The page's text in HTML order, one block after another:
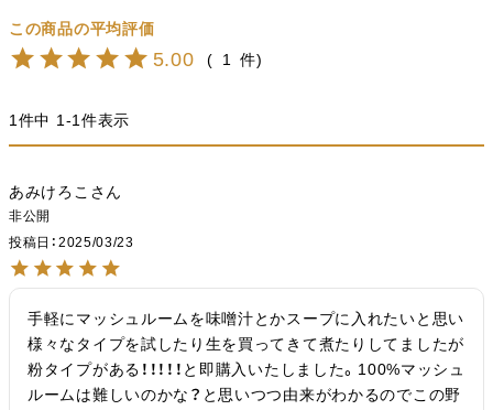
5.00 1
1件中 1-1件表示
あみけろこ
非公開
投稿日
2025/03/23
手軽にマッシュルームを味噌汁とかスープに入れたいと思い
様々なタイプを試したり生を買ってきて煮たりしてましたが
粉タイプがある！！！！！と即購入いたしました。100%マッシュ
ルームは難しいのかな？と思いつつ由来がわかるのでこの野